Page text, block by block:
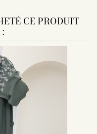
CE PRODUIT